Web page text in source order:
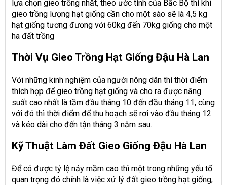
lựa chọn gieo trồng nhất, theo ước tính của Bắc Bộ thì khi
gieo trồng lượng hạt giống cần cho một sào sẽ là 4,5 kg
hạt giống tương đương với 60kg đến 70kg giống cho một
ha đất trồng
Thời Vụ Gieo Trồng Hạt Giống Đậu Hà Lan
Với những kinh nghiệm của người nông dân thì thời điểm
thích hợp để gieo trồng hạt giống và cho ra được năng
suất cao nhất là tầm đầu tháng 10 đến đầu tháng 11, cùng
với đó thì thời điểm để thu hoạch sẽ rơi vào đầu tháng 12
và kéo dài cho đến tận tháng 3 năm sau.
Kỹ Thuật Làm Đất Gieo Giống Đậu Hà Lan
Để có được tỷ lệ nảy mầm cao thì một trong những yếu tố
quan trọng đó chính là việc xử lý đất gieo trồng hạt giống,